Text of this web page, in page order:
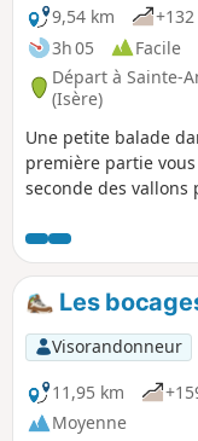
9,54 km
3h 05
Facile
Départ à Sainte-
(Isère)
Une petite balade
première partie
seconde des
Les
Visorandonneur
11,95 km
Moyenne